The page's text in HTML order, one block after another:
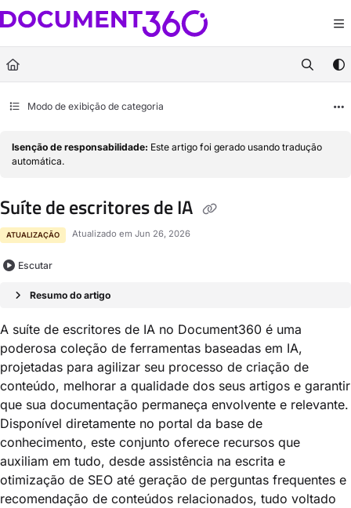
Documentation Index
Fetch the complete documentation index at:https://docs.document360.com/
Use this file to discover all available pages before exploring further.
Modo de exibição de categoria
Isenção de responsabilidade: Este artigo foi gerado usando tradução
automática.
Suíte de escritores de IA
ATUALIZAÇÃO Atualizado em Jun 26, 2026
Escutar
Resumo do artigo
A suíte de escritores de IA no Document360 é uma
poderosa coleção de ferramentas baseadas em IA,
projetadas para agilizar seu processo de criação de
conteúdo, melhorar a qualidade dos seus artigos e garantir
que sua documentação permaneça envolvente e relevante.
Disponível diretamente no portal da base de
conhecimento, este conjunto oferece recursos que
auxiliam em tudo, desde assistência na escrita e
otimização de SEO até geração de perguntas frequentes e
recomendação de conteúdos relacionados, tudo voltado